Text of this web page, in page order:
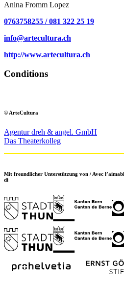
Anina Fromm Lopez
0763758255 / 081 322 25 19
info@artecultura.ch
http://www.artecultura.ch
Conditions
© ArteCultura
Agentur dreh & angel. GmbH
Das Theaterkolleg
Mit freundlicher Unterstützung von / Avec
di